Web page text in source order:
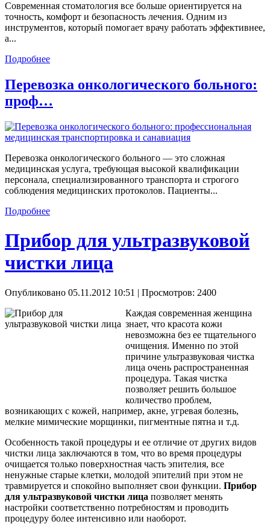
Современная стоматология все больше ориентируется на
точность, комфорт и безопасность лечения. Одним из
инструментов, который помогает врачу работать эффективнее,
а...
Подробнее
Перевозка онкологического больного:
проф…
Перевозка онкологического больного — это сложная
медицинская услуга, требующая высокой квалификации
персонала, специализированного транспорта и строгого
соблюдения медицинских протоколов. Пациенты...
Подробнее
Прибор для ультразвуковой
чистки лица
Опубликовано 05.11.2012 10:51 | Просмотров: 2400
Каждая современная женщина
знает, что красота кожи
невозможна без ее тщательного
очищения. Именно по этой
причине ультразвуковая чистка
лица очень распространенная
процедура. Такая чистка
позволяет решить большое
количество проблем,
возникающих с кожей, например, акне, угревая болезнь,
мелкие мимические морщинки, пигментные пятна и т.д.
Особенность такой процедуры и ее отличие от других видов
чистки лица заключаются в том, что во время процедуры
очищается только поверхностная часть эпителия, все
ненужные старые клетки, молодой эпителий при этом не
травмируется и спокойно выполняет свои функции. Прибор
для ультразвуковой чистки лица позволяет менять
настройки соответственно потребностям и проводить
процедуру более интенсивно или наоборот.